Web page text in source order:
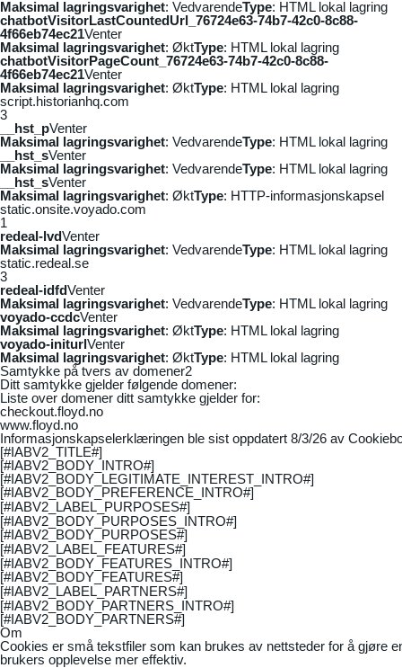
Maksimal lagringsvarighet: VedvarendeType: HTML lokal lagring
chatbotVisitorLastCountedUrl_76724e63-74b7-42c0-8c88-
4f66eb74ec21Venter
Maksimal lagringsvarighet: ØktType: HTML lokal lagring
chatbotVisitorPageCount_76724e63-74b7-42c0-8c88-
4f66eb74ec21Venter
Maksimal lagringsvarighet: ØktType: HTML lokal lagring
script.historianhq.com
3
__hst_pVenter
Maksimal lagringsvarighet: VedvarendeType: HTML lokal lagring
__hst_sVenter
Maksimal lagringsvarighet: VedvarendeType: HTML lokal lagring
__hst_sVenter
Maksimal lagringsvarighet: ØktType: HTTP-informasjonskapsel
static.onsite.voyado.com
1
redeal-lvdVenter
Maksimal lagringsvarighet: VedvarendeType: HTML lokal lagring
static.redeal.se
3
redeal-idfdVenter
Maksimal lagringsvarighet: VedvarendeType: HTML lokal lagring
voyado-ccdcVenter
Maksimal lagringsvarighet: ØktType: HTML lokal lagring
voyado-initurlVenter
Maksimal lagringsvarighet: ØktType: HTML lokal lagring
Samtykke på tvers av domener2
Ditt samtykke gjelder følgende domener:
Liste over domener ditt samtykke gjelder for:
checkout.floyd.no
www.floyd.no
Informasjonskapselerklæringen ble sist oppdatert 8/3/26 av
[#IABV2_TITLE#]
[#IABV2_BODY_INTRO#]
[#IABV2_BODY_LEGITIMATE_INTEREST_INTRO#]
[#IABV2_BODY_PREFERENCE_INTRO#]
[#IABV2_LABEL_PURPOSES#]
[#IABV2_BODY_PURPOSES_INTRO#]
[#IABV2_BODY_PURPOSES#]
[#IABV2_LABEL_FEATURES#]
[#IABV2_BODY_FEATURES_INTRO#]
[#IABV2_BODY_FEATURES#]
[#IABV2_LABEL_PARTNERS#]
[#IABV2_BODY_PARTNERS_INTRO#]
[#IABV2_BODY_PARTNERS#]
Om
Cookies er små tekstfiler som kan brukes av nettsteder for å gjøre
brukers opplevelse mer effektiv.